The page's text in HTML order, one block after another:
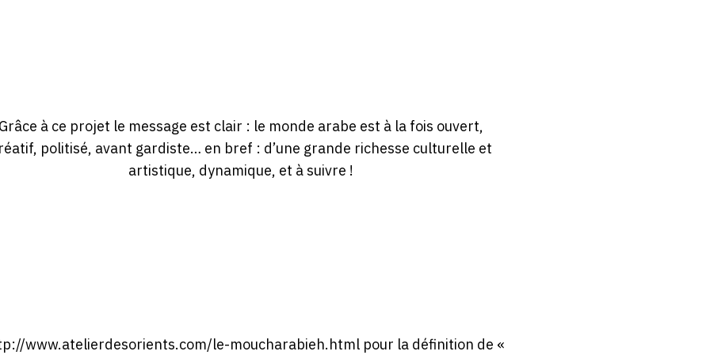
Grâce à ce projet le message est clair : le monde arabe est à la fois ouvert,
politisé, avant gardiste… en bref : d’une grande richesse culturelle et
artistique, dynamique, et à suivre !
www.atelierdesorients.com/le-moucharabieh.html pour la définition de «